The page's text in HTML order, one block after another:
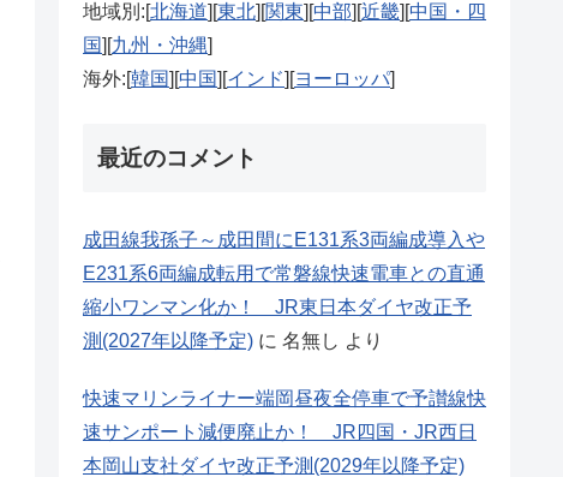
地域別:[ 北海道 東北 関東 中部 近畿 中国・四
国
九州・沖縄
海外:[ 韓国 中国 インド ヨーロッパ]
最近のコメント
成田線我孫子～成田間にE131系3両編成導入や
E231系6両編成転用で常磐線快速電車との直通
縮小ワンマン化か！ JR東日本ダイヤ改正予
測(2027年以降予定) に 名無し より
快速マリンライナー端岡昼夜全停車で予讃線快
速サンポート減便廃止か！ JR四国・JR西日
本岡山支社ダイヤ改正予測(2029年以降予定)